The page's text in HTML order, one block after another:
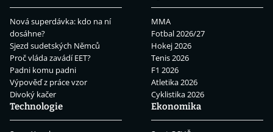
Nová superdávka: kdo na ní
dosáhne?
Sjezd sudetských Němců
Proč vláda zavádí EET?
Padni komu padni
Výpověď z práce vzor
Divoký kačer
MMA
Fotbal 2026/27
Hokej 2026
Tenis 2026
F1 2026
Atletika 2026
Cyklistika 2026
Technologie
Ekonomika